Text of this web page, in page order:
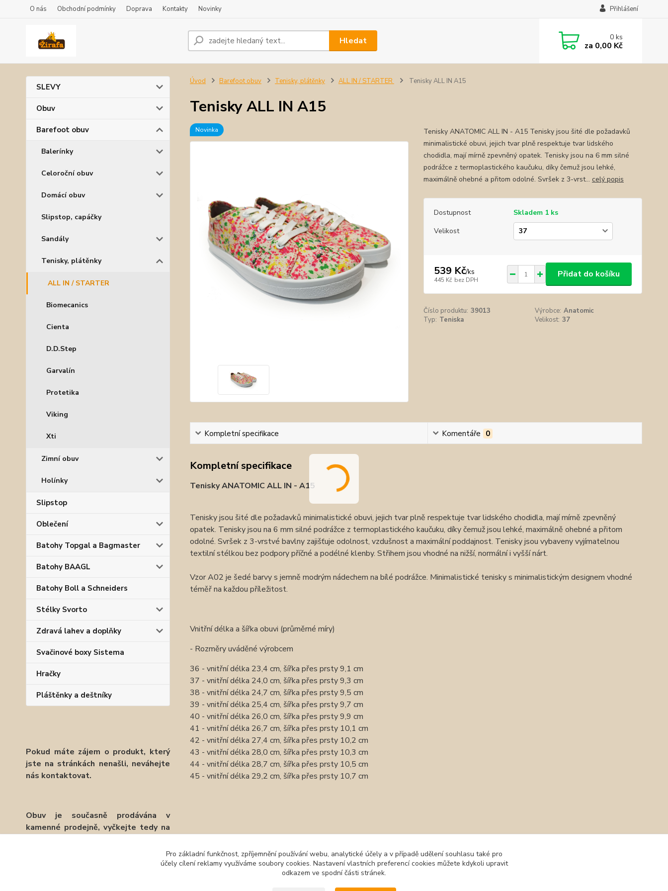
O nás Obchodní podmínky Doprava Kontakty Novinky Přihlášení
Hledat 0ks
za 0,00 Kč
SLEVY
Obuv
Barefoot obuv
Balerínky
Celoroční obuv
Domácí obuv
Slipstop, capáčky
Sandály
Tenisky, plátěnky
ALL IN / STARTER
Biomecanics
Cienta
D.D.Step
Garvalín
Protetika
Viking
Xti
Zimní obuv
Holínky
Slipstop
Oblečení
Batohy Topgal a Bagmaster
Batohy BAAGL
Batohy Boll a Schneiders
Stélky Svorto
Zdravá lahev a doplňky
Svačinové boxy Sistema
Hračky
Pláštěnky a deštníky
Pokud máte zájem o produkt, který
jste na stránkách nenašli, neváhejte
nás kontaktovat.
Obuv je současně prodávána v
kamenné prodejně, vyčkejte tedy na
Úvod Barefoot obuv Tenisky, plátěnky ALL IN / STARTER Tenisky ALL IN A15
Tenisky ALL IN A15
Novinka
Tenisky ANATOMIC ALL IN - A15 Tenisky jsou šité dle požadavků
minimalistické obuvi, jejich tvar plně respektuje tvar lidského
chodidla, mají mírně zpevněný opatek. Tenisky jsou na 6 mm silné
podrážce z termoplastického kaučuku, díky čemuž jsou lehké,
maximálně ohebné a přitom odolné. Svršek z 3-vrst... celý popis
Dostupnost
Skladem 1 ks
Velikost
539 Kč/ks
445 Kč bez DPH
Přidat do košíku
Číslo produktu: 39013 Výrobce: Anatomic
Typ: Teniska Velikost: 37
Kompletní specifikace Komentáře 0
Kompletní specifikace
Tenisky ANATOMIC ALL IN - A15
Tenisky jsou šité dle požadavků minimalistické obuvi, jejich tvar plně respektuje tvar lidského chodidla, mají mírně zpevněný
opatek. Tenisky jsou na 6 mm silné podrážce z termoplastického kaučuku, díky čemuž jsou lehké, maximálně ohebné a přitom
odolné. Svršek z 3-vrstvé bavlny zajišťuje odolnost, vzdušnost a maximální poddajnost. Tenisky jsou vybaveny vyjímatelnou
textilní stélkou bez podpory příčné a podélné klenby. Střihem jsou vhodné na nižší, normální i vyšší nárt.
Vzor A02 je šedé barvy s jemně modrým nádechem na bílé podrážce. Minimalistické tenisky s minimalistickým designem vhodné
téměř na každou příležitost.
Vnitřní délka a šířka obuvi (průměrné míry)
- Rozměry uváděné výrobcem
36 - vnitřní délka 23,4 cm, šířka přes prsty 9,1 cm
37 - vnitřní délka 24,0 cm, šířka přes prsty 9,3 cm
38 - vnitřní délka 24,7 cm, šířka přes prsty 9,5 cm
39 - vnitřní délka 25,4 cm, šířka přes prsty 9,7 cm
40 - vnitřní délka 26,0 cm, šířka přes prsty 9,9 cm
41 - vnitřní délka 26,7 cm, šířka přes prsty 10,1 cm
42 - vnitřní délka 27,4 cm, šířka přes prsty 10,2 cm
43 - vnitřní délka 28,0 cm, šířka přes prsty 10,3 cm
44 - vnitřní délka 28,7 cm, šířka přes prsty 10,5 cm
45 - vnitřní délka 29,2 cm, šířka přes prsty 10,7 cm
Barefoot obuv Tenisky, plátěnky ALL IN / STARTER
Pro základní funkčnost, zpříjemnění používání webu, analytické účely a v případě udělení souhlasu také pro
účely cílení reklamy využíváme soubory cookies. Nastavení vlastních preferencí cookies můžete kdykoli upravit
odkazem ve spodní části stránek.